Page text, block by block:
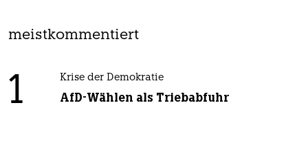
meistkommentiert
1 Krise der Demokratie
AfD-Wählen als Triebabfuhr